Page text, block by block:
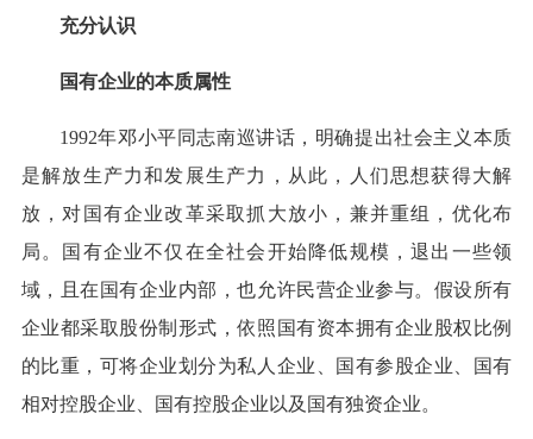
充分认识
国有企业的本质属性
1992年邓小平同志南巡讲话，明确提出社会主义本质
是解放生产力和发展生产力，从此，人们思想获得大解
放，对国有企业改革采取抓大放小，兼并重组，优化布
局。国有企业不仅在全社会开始降低规模，退出一些领
域，且在国有企业内部，也允许民营企业参与。假设所有
企业都采取股份制形式，依照国有资本拥有企业股权比例
的比重，可将企业划分为私人企业、国有参股企业、国有
相对控股企业、国有控股企业以及国有独资企业。